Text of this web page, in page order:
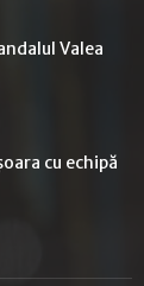
Valea
cu echipă